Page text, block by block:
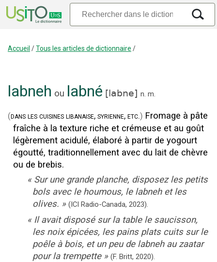
Accueil /Tous les articles de dictionnaire /
labneh ou labné [ labne] n. m.
(dans les cuisines libanaise, syrienne, etc.) Fromage à pâte
fraîche à la texture riche et crémeuse et au goût
légèrement acidulé, élaboré à partir de yogourt
égoutté, traditionnellement avec du lait de chèvre
ou de brebis.
« Sur une grande planche, disposez les petits
bols avec le houmous, le labneh et les
olives. » ( ICI Radio-Canada, 2023).
« Il avait disposé sur la table le saucisson,
les noix épicées, les pains plats cuits sur le
poêle à bois, et un peu de labneh au zaatar
pour la trempette » (F. Britt, 2020).